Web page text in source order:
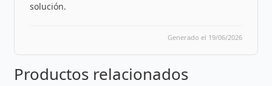
solución.
Generado el 19/06/2026
Productos relacionados